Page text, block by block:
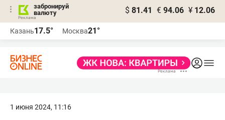
забронируй
валюту
$ 81.41 € 94.06 ¥ 12.06
Казань17.5° Москва21°
1 июня 2024, 11:16